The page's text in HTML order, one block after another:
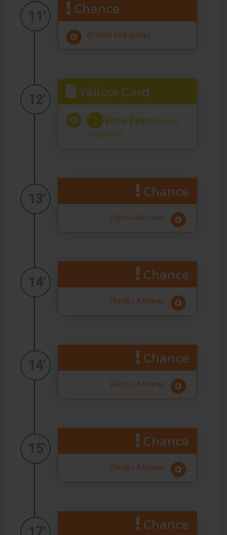
Chance
(Szilasi és Barátai)
Yellow Card
2 Birinyi Balázs (Szilasi
és Barátai)
Chance
(SenSu Al Hana)
Chance
(SenSu Al Hana)
Chance
(SenSu Al Hana)
Chance
(SenSu Al Hana)
Chance